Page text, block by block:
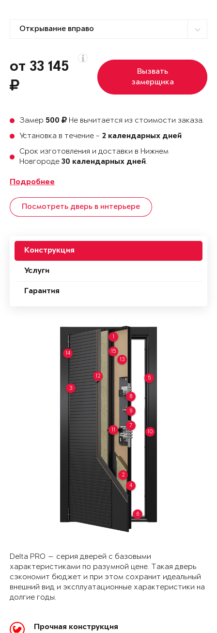
от 33 145
Вызвать
замерщика
Замер 500
Не вычитается из стоимости заказа.
Установка в течение - 2 календарных дней
Срок изготовления и доставки в Нижнем
Новгороде 30 календарных дней.
Подробнее
Посмотреть дверь в интерьере
Конструкция
Услуги
Гарантия
1
2
3
4
5
6
7
8
9
10
11
12
13
14 15
Delta PRO — серия дверей с базовыми
характеристиками по разумной цене. Такая дверь
сэкономит бюджет и при этом сохранит идеальный
внешний вид и эксплуатационные характеристики на
долгие годы.
Прочная конструкция